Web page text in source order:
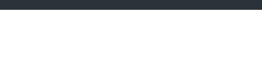
IMPRESSUM DATENSCHUTZ